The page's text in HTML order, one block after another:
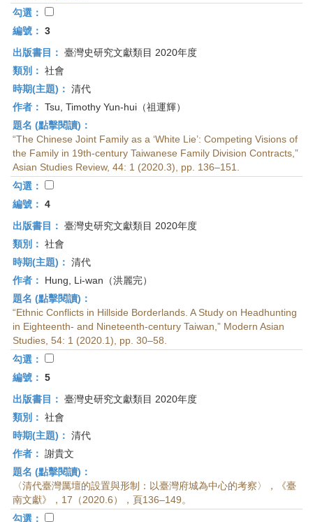
勾選：
編號： 3
出版書目： 臺灣史研究文獻類目 2020年度
類別： 社會
時期(主題)： 清代
作者： Tsu, Timothy Yun-hui（祖運輝）
題名 (點擊閱讀)：
“The Chinese Joint Family as a ‘White Lie’: Competing Visions of
the Family in 19th-century Taiwanese Family Division Contracts,”
Asian Studies Review, 44: 1 (2020.3), pp. 136–151.
勾選：
編號： 4
出版書目： 臺灣史研究文獻類目 2020年度
類別： 社會
時期(主題)： 清代
作者：
Hung, Li-wan（洪麗完）
題名 (點擊閱讀)：
“Ethnic Conflicts in Hillside Borderlands. A Study on Headhunting
in Eighteenth- and Nineteenth-century Taiwan,” Modern Asian
Studies, 54: 1 (2020.1), pp. 30–58.
勾選：
編號： 5
出版書目： 臺灣史研究文獻類目 2020年度
類別： 社會
時期(主題)： 清代
作者： 謝貴文
題名 (點擊閱讀)：
〈清代臺灣厲壇的設置與形制：以臺灣府城為中心的考察〉，《臺
南文獻》，17（2020.6），頁136–149。
勾選：